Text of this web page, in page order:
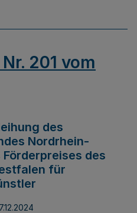
201 vom
des
Nordrhein-
des
für